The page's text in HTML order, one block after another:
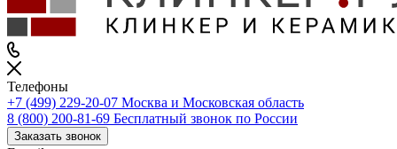
Телефоны
+7 (499) 229-20-07 Москва и Московская область
8 (800) 200-81-69 Бесплатный звонок по России
Заказать звонок